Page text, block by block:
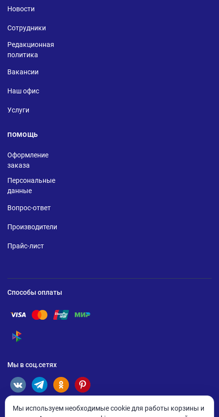
Новости
Сотрудники
Редакционная
политика
Вакансии
Наш офис
Услуги
ПОМОЩЬ
Оформление
заказа
Персональные
данные
Вопрос-ответ
Производители
Прайс-лист
Способы оплаты
Помощь по оплате Visa
Помощь по оплате Mastercard
Помощь по оплате UnionPay
Помощь по оплате Мир
Помощь по оплате СБП
Мы в соц.сетях
Мы используем необходимые cookie для работы корзины и